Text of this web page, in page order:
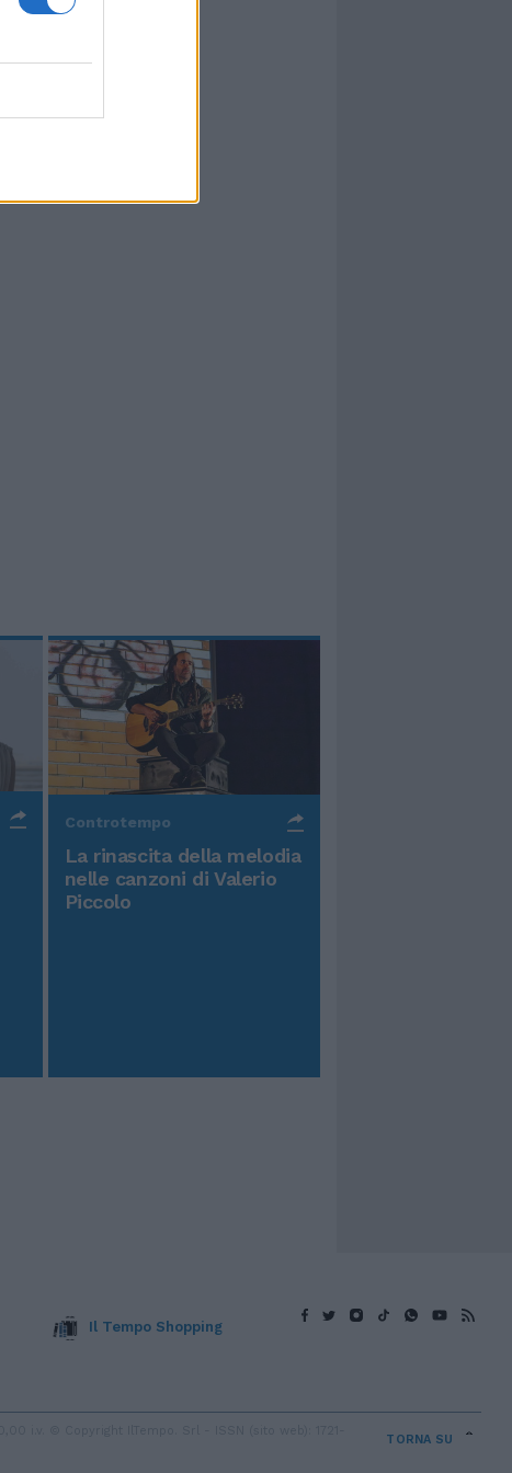
Controtempo
La rinascita della melodia
nelle canzoni di Valerio
Piccolo
Il Tempo Shopping
TORNA SU